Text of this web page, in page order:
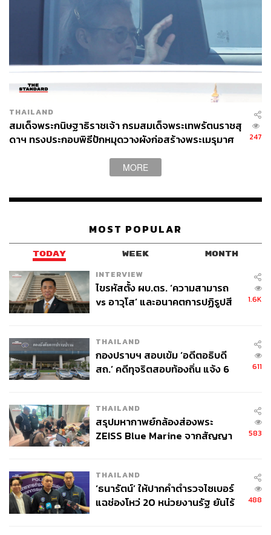
THAILAND
สมเด็จพระกนิษฐาธิราชเจ้า กรมสมเด็จพระเทพรัตนราชสุ
ดาฯ ทรงประกอบพิธีปักหมุดวางผังก่อสร้างพระเมรุมาศ
247
MORE
MOST POPULAR
TODAY WEEK MONTH
INTERVIEW
ไขรหัสตั้ง ผบ.ตร. ‘ความสามารถ
vs อาวุโส’ และอนาคตการปฏิรูปสี
1.6K
THAILAND
กองปราบฯ สอบเข้ม ‘อดีตอธิบดี
สถ.’ คดีทุจริตสอบท้องถิ่น แจ้ง 6
611
THAILAND
สรุปมหากาพย์กล้องส่องพระ
ZEISS Blue Marine จากสัญญา
จ่ายหนี้-แอบระบุแบรนด์
583
THAILAND
‘ธนารัตน์’ ให้ปากคำตำรวจไซเบอร์
แฉช่องโหว่ 20 หน่วยงานรัฐ ยันไร้
488